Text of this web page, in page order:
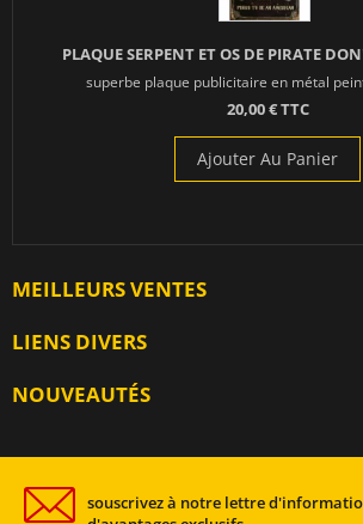
PLAQUE SERPENT ET OS DE PIRATE
superbe plaque publicitaire en métal
20,00 € TTC
Ajouter Au Panier
MEILLEURS VENTES
LIENS DIVERS
NOUVEAUTÉS
souscrivez à notre lettre